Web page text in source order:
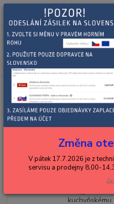
+420 602 288 130
(Po-Pá, 8-15 hod.)
Úvod BOSCH, SIEMENS
Bosch
10000215
Bosch uhlíky ke
kráječi 10000215
Změna
V pátek 17.7.2026 je z
servisu a prodejny 8,00-